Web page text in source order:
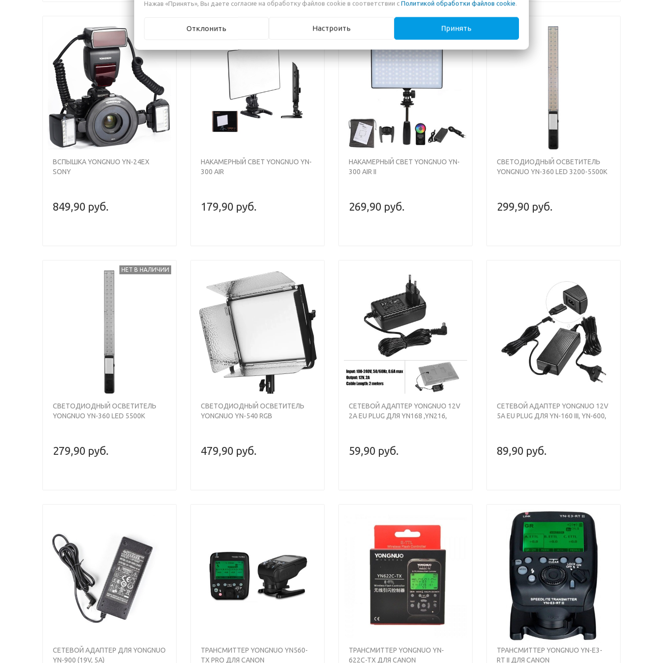
Previous
ВСПЫШКА YONGNUO YN-24EX
SONY
849,90 руб.
НАКАМЕРНЫЙ СВЕТ YONGNUO YN-
300 AIR
179,90 руб.
НАКАМЕРНЫЙ СВЕТ YONGNUO YN-
300 AIR II
269,90 руб.
СВЕТОДИОДНЫЙ ОСВЕТИТЕЛЬ
YONGNUO YN-360 LED 3200-5500K
299,90 руб.
Next
НЕТ В НАЛИЧИИ
СВЕТОДИОДНЫЙ ОСВЕТИТЕЛЬ
YONGNUO YN-360 LED 5500K
279,90 руб.
Previous
СВЕТОДИОДНЫЙ ОСВЕТИТЕЛЬ
YONGNUO YN-540 RGB
479,90 руб.
СЕТЕВОЙ АДАПТЕР YONGNUO 12V
2A EU PLUG ДЛЯ YN168 ,YN216,
59,90 руб.
СЕТЕВОЙ АДАПТЕР YONGNUO 12V
5A EU PLUG ДЛЯ YN-160 III, YN-600,
89,90 руб.
СЕТЕВОЙ АДАПТЕР ДЛЯ YONGNUO
YN-900 (19V, 5A)
ТРАНСМИТТЕР YONGNUO YN560-
TX PRO ДЛЯ CANON
ТРАНСМИТТЕР YONGNUO YN-
622C-TX ДЛЯ CANON
ТРАНСМИТТЕР YONGNUO YN-E3-
RT II ДЛЯ CANON
Нажав «Принять», Вы даете согласие на обработку файлов cookie в соответствии с Политикой обработки файлов cookie.
Отклонить Настроить Принять